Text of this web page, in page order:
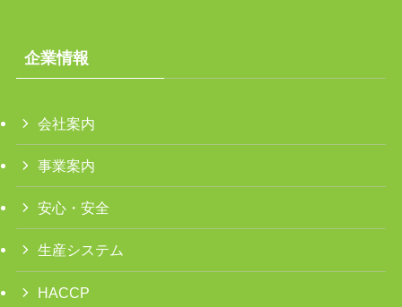
企業情報
会社案内
事業案内
安心・安全
生産システム
HACCP